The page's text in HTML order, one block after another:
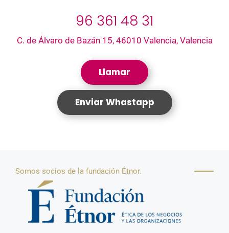
96 361 48 31
C. de Álvaro de Bazán 15, 46010 Valencia, Valencia
Llamar
Enviar Whastapp
Somos socios de la fundación Étnor.